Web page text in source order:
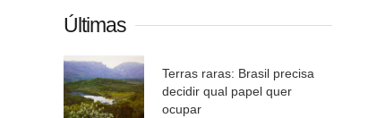
Últimas
Terras raras: Brasil precisa
decidir qual papel quer
ocupar